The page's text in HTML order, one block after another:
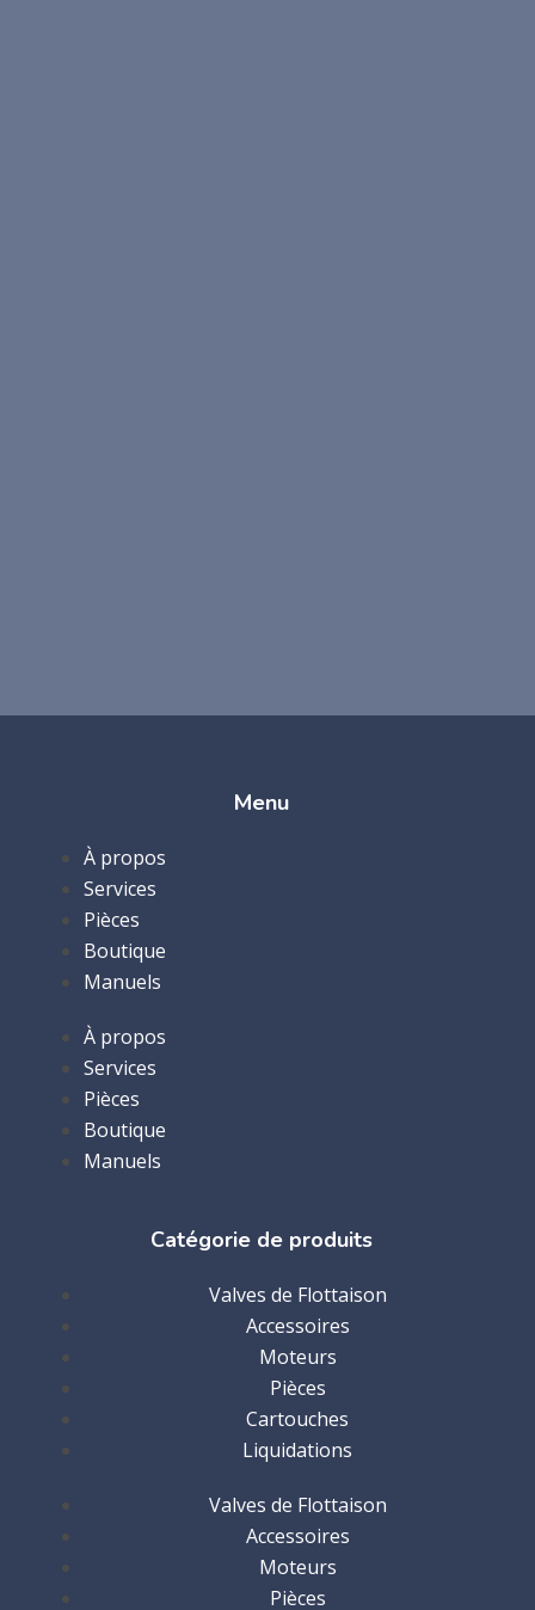
Menu
À propos
Services
Pièces
Boutique
Manuels
À propos
Services
Pièces
Boutique
Manuels
Catégorie de produits
Valves de Flottaison
Accessoires
Moteurs
Pièces
Cartouches
Liquidations
Valves de Flottaison
Accessoires
Moteurs
Pièces